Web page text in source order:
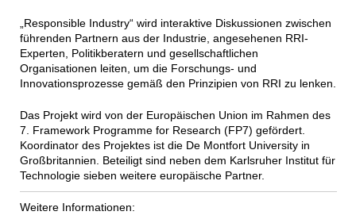
„Responsible Industry“ wird interaktive Diskussionen zwischen
führenden Partnern aus der Industrie, angesehenen RRI-
Experten, Politikberatern und gesellschaftlichen
Organisationen leiten, um die Forschungs- und
Innovationsprozesse gemäß den Prinzipien von RRI zu lenken.
Das Projekt wird von der Europäischen Union im Rahmen des
7. Framework Programme for Research (FP7) gefördert.
Koordinator des Projektes ist die De Montfort University in
Großbritannien. Beteiligt sind neben dem Karlsruher Institut für
Technologie sieben weitere europäische Partner.
Weitere Informationen: